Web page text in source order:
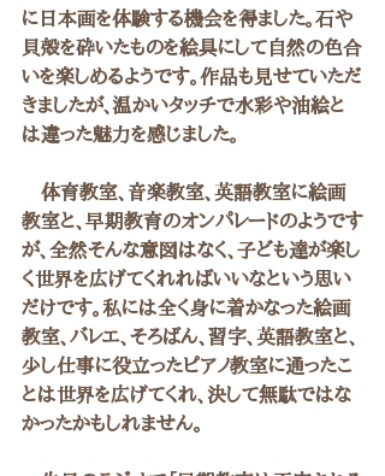
に日本画を体験する機会を得ました。石や
貝殻を砕いたものを絵具にして自然の色合
いを楽しめるようです。作品も見せていただ
きましたが、温かいタッチで水彩や油絵と
は違った魅力を感じました。
体育教室、音楽教室、英語教室に絵画
教室と、早期教育のオンパレードのようです
が、全然そんな意図はなく、子ども達が楽し
く世界を広げてくれればいいなという思い
だけです。私には全く身に着かなった絵画
教室、バレエ、そろばん、習字、英語教室と、
少し仕事に役立ったピアノ教室に通ったこ
とは世界を広げてくれ、決して無駄ではな
かったかもしれません。